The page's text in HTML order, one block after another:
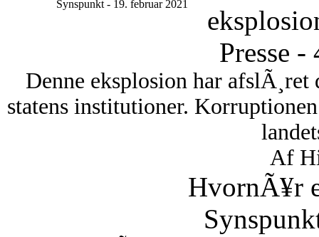
Synspunkt - 19. februar 2021
Presse -
Denne eksplosion har
statens institutioner.
Af
HvornÃ¥r